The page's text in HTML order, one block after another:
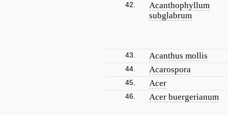
42.
Acanthophyllum
subglabrum
43. Acanthus mollis
44. Acarospora
45. Acer
46. Acer buergerianum